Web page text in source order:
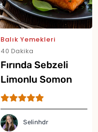
Balık Yemekleri
40 Dakika
Fırında Sebzeli
Limonlu Somon
Tarifi
Selinhdr